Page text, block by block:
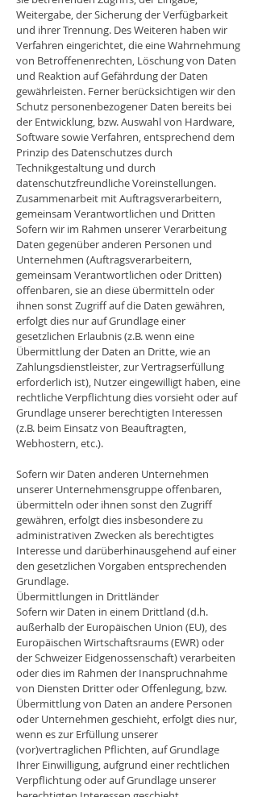
Weitergabe, der Sicherung der Verfügbarkeit
und ihrer Trennung. Des Weiteren haben wir
Verfahren eingerichtet, die eine Wahrnehmung
von Betroffenenrechten, Löschung von Daten
und Reaktion auf Gefährdung der Daten
gewährleisten. Ferner berücksichtigen wir den
Schutz personenbezogener Daten bereits bei
der Entwicklung, bzw. Auswahl von Hardware,
Software sowie Verfahren, entsprechend dem
Prinzip des Datenschutzes durch
Technikgestaltung und durch
datenschutzfreundliche Voreinstellungen.
Zusammenarbeit mit Auftragsverarbeitern,
gemeinsam Verantwortlichen und Dritten
Sofern wir im Rahmen unserer Verarbeitung
Daten gegenüber anderen Personen und
Unternehmen (Auftragsverarbeitern,
gemeinsam Verantwortlichen oder Dritten)
offenbaren, sie an diese übermitteln oder
ihnen sonst Zugriff auf die Daten gewähren,
erfolgt dies nur auf Grundlage einer
gesetzlichen Erlaubnis (z.B. wenn eine
Übermittlung der Daten an Dritte, wie an
Zahlungsdienstleister, zur Vertragserfüllung
erforderlich ist), Nutzer eingewilligt haben, eine
rechtliche Verpflichtung dies vorsieht oder auf
Grundlage unserer berechtigten Interessen
(z.B. beim Einsatz von Beauftragten,
Webhostern, etc.).
Sofern wir Daten anderen Unternehmen
unserer Unternehmensgruppe offenbaren,
übermitteln oder ihnen sonst den Zugriff
gewähren, erfolgt dies insbesondere zu
administrativen Zwecken als berechtigtes
Interesse und darüberhinausgehend auf einer
den gesetzlichen Vorgaben entsprechenden
Grundlage.
Übermittlungen in Drittländer
Sofern wir Daten in einem Drittland (d.h.
außerhalb der Europäischen Union (EU), des
Europäischen Wirtschaftsraums (EWR) oder
der Schweizer Eidgenossenschaft) verarbeiten
oder dies im Rahmen der Inanspruchnahme
von Diensten Dritter oder Offenlegung, bzw.
Übermittlung von Daten an andere Personen
oder Unternehmen geschieht, erfolgt dies nur,
wenn es zur Erfüllung unserer
(vor)vertraglichen Pflichten, auf Grundlage
Ihrer Einwilligung, aufgrund einer rechtlichen
Verpflichtung oder auf Grundlage unserer